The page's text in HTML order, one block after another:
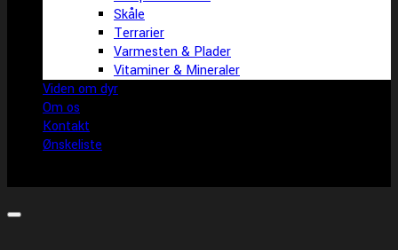
Skåle
Terrarier
Varmesten & Plader
Vitaminer & Mineraler
Viden om dyr
Om os
Kontakt
Ønskeliste